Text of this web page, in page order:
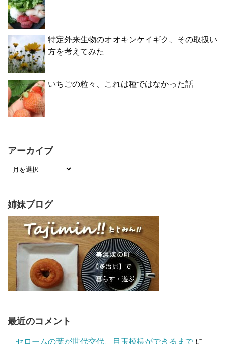
特定外来生物のオオキンケイギク、その取扱い
方を考えてみた
いちごの粒々、これは種ではなかった話
アーカイブ
姉妹ブログ
最近のコメント
セロームの葉が世代交代、目玉模様ができるまで に